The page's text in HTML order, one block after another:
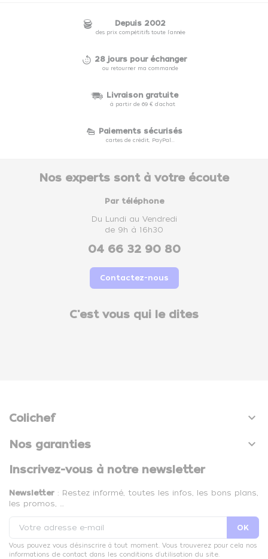
Depuis 2002
des prix compétitifs toute l'année
28 jours pour échanger
ou retourner ma commande
Livraison gratuite
à partir de 69 € d'achat
Paiements sécurisés
cartes de crédit, PayPal...
Nos experts sont à votre écoute
Par téléphone
Du Lundi au Vendredi
de 9h à 16h30
04 66 32 90 80
Contactez-nous
C'est vous qui le dites
Colichef 
Nos garanties 
Inscrivez-vous à notre newsletter
Newsletter : Restez informé, toutes les infos, les bons plans,
les promos, …
Vous pouvez vous désinscrire à tout moment. Vous trouverez pour cela nos
informations de contact dans les conditions d'utilisation du site.